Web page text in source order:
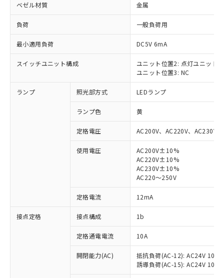
ベゼル材質 金属
負荷 一般負荷用
最小適用負荷 DC5V 6mA
スイッチユニット構成
ユニット位置2: 点灯ユニット
ユニット位置3: NC
ランプ 照光部方式 LEDランプ
ランプ色 黄
定格電圧 AC200V、AC220V、AC230V
使用電圧
AC200V±10%
AC220V±10%
AC230V±10%
AC220～250V
定格電流 12mA
接点定格 接点構成 1b
定格通電電流 10A
開閉能力(AC)
抵抗負荷(AC-12): AC24V 10A/
誘導負荷(AC-15): AC24V
ご利用条件
以下の条件をお読みいただき、同意のうえ
対応済み：EU RoHS指令（10物質）の
非含有に対応した製品が提供可能な商品で
対応予定：EU RoHS指令（10物質）の非含
有に対応した製品に切り替える予定のある
対応予定なし：EU RoHS指令（10物質）の
非含有に非対応の商品で、対応品を出す予